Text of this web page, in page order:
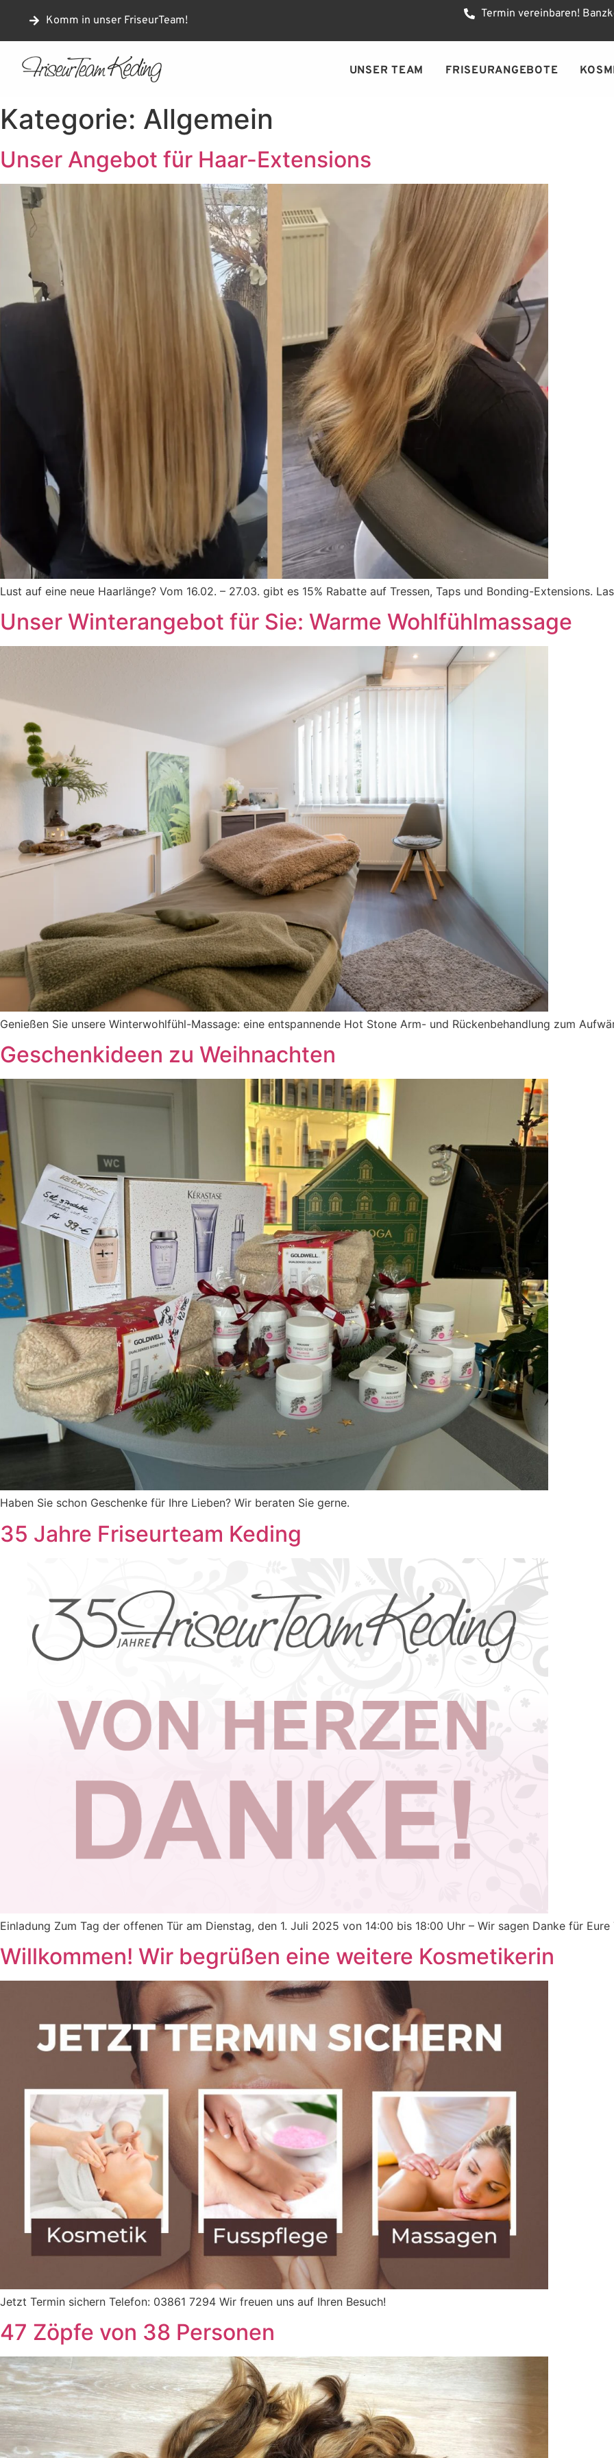
Komm in unser FriseurTeam! Termin vereinbaren!
UNSER TEAM FRISEURANGEBOTE
Kategorie: Allgemein
Unser Angebot für Haar-Extensions
Lust auf eine neue Haarlänge? Vom 16.02. – 27.03. gibt es 15% Rabatte auf Tressen, Taps und Bonding-Extensions.
Unser Winterangebot für Sie: Warme Wohlfühlmassage
Genießen Sie unsere Winterwohlfühl-Massage: eine entspannende Hot Stone Arm- und Rückenbehandlung zum
Geschenkideen zu Weihnachten
Haben Sie schon Geschenke für Ihre Lieben? Wir beraten Sie gerne.
35 Jahre Friseurteam Keding
Einladung Zum Tag der offenen Tür am Dienstag, den 1. Juli 2025 von 14:00 bis 18:00 Uhr – Wir sagen Danke für
Willkommen! Wir begrüßen eine weitere Kosmetikerin
Jetzt Termin sichern Telefon: 03861 7294 Wir freuen uns auf Ihren Besuch!
47 Zöpfe von 38 Personen